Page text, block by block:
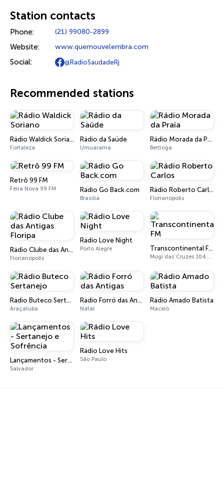
Station contacts
Phone: (21) 99080-2899
Website: www.quemouvelembra.com
Social: @RadioSaudadeRj
Recommended stations
Rádio Waldick Soriano
Fortaleza
Rádio da Saúde
Umuarama
Rádio Morada da Praia
Bertioga
Retrô 99 FM
Feira Nova 99 FM Rádio Go Back.com
Brasília
Rádio Roberto Carlos
Florianópolis
Rádio Clube das Antigas Floripa
Florianópolis
Rádio Love Night
Porto Alegre Transcontinental FM
Mogi das Cruzes 104.7 FM
Rádio Buteco Sertanejo
Araçatuba
Rádio Forró das Antigas
Natal
Rádio Amado Batista
Maceió
Lançamentos - Sertanejo e Sofrência
Salvador
Rádio Love Hits
São Paulo